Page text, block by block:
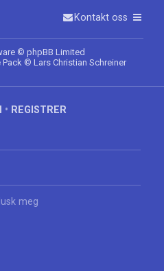
Kontakt oss
© phpBB Limited
Pack © Lars Christian Schreiner
• REGISTRER
meg